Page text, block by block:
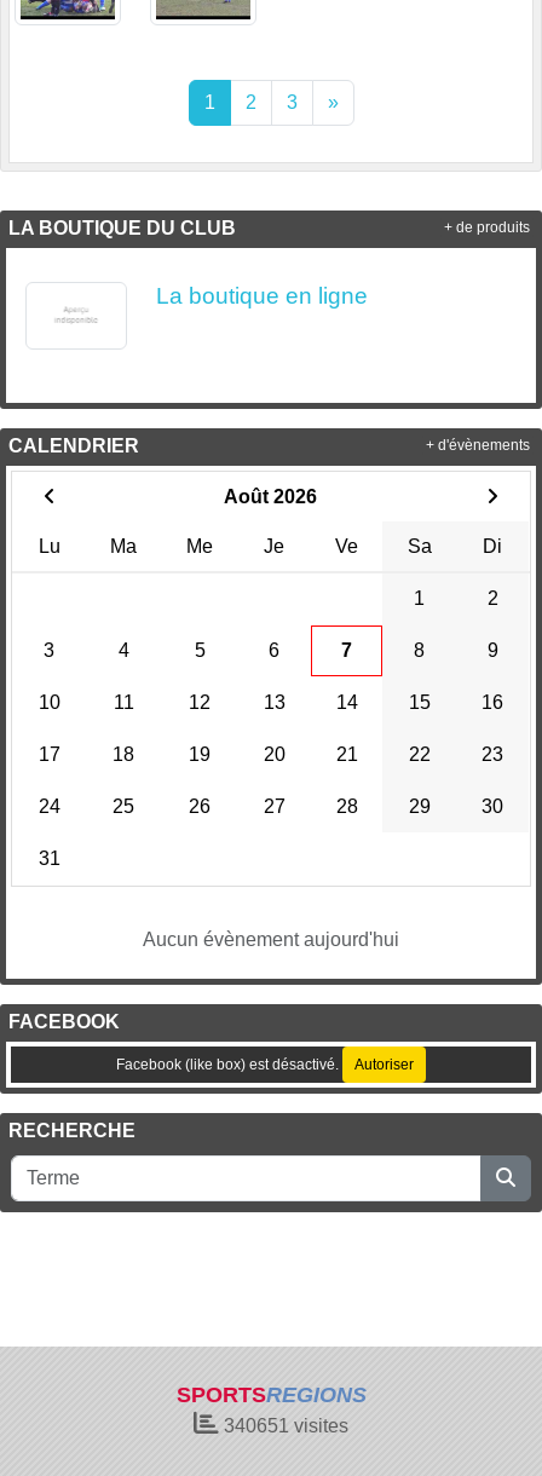
1 2 3 »
LA BOUTIQUE DU CLUB
La boutique en ligne
+ de produits
CALENDRIER
Août 2026
Lu Ma Me Je Ve Sa Di
1 2
3 4 5 6 7 8 9
10 11 12 13 14 15 16
17 18 19 20 21 22 23
24 25 26 27 28 29 30
31
Aucun évènement aujourd'hui
+ d'évènements
FACEBOOK
Facebook (like box) est désactivé. Autoriser
RECHERCHE
SPORTSREGIONS
340651 visites